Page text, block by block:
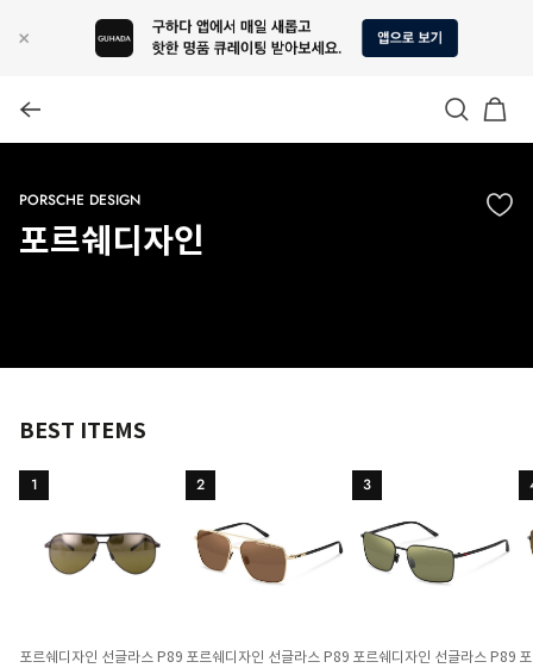
PORSCHE DESIGN
포르쉐디자인
BEST ITEMS
1
포르쉐디자인 선글라스 P89
2
포르쉐디자인 선글라스 P89
3
포르쉐디자인 선글라스 P89